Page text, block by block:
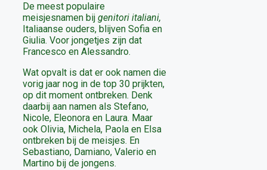
De meest populaire
meisjesnamen bij genitori italiani,
Italiaanse ouders, blijven Sofia en
Giulia. Voor jongetjes zijn dat
Francesco en Alessandro.
Wat opvalt is dat er ook namen die
vorig jaar nog in de top 30 prijkten,
op dit moment ontbreken. Denk
daarbij aan namen als Stefano,
Nicole, Eleonora en Laura. Maar
ook Olivia, Michela, Paola en Elsa
ontbreken bij de meisjes. En
Sebastiano, Damiano, Valerio en
Martino bij de jongens.